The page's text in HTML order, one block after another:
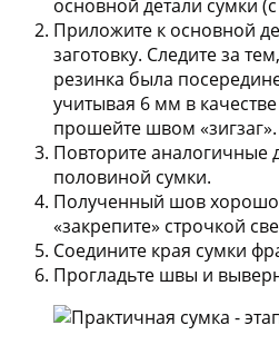
основной детали сумки
Приложите к основной
заготовку. Следите за
резинка была
учитывая 6 мм в
прошейте швом «зигзаг».
Повторите аналогичные
половиной сумки.
Полученный шов хорошо
«закрепите» строчкой
Соедините края сумки
Прогладьте швы и